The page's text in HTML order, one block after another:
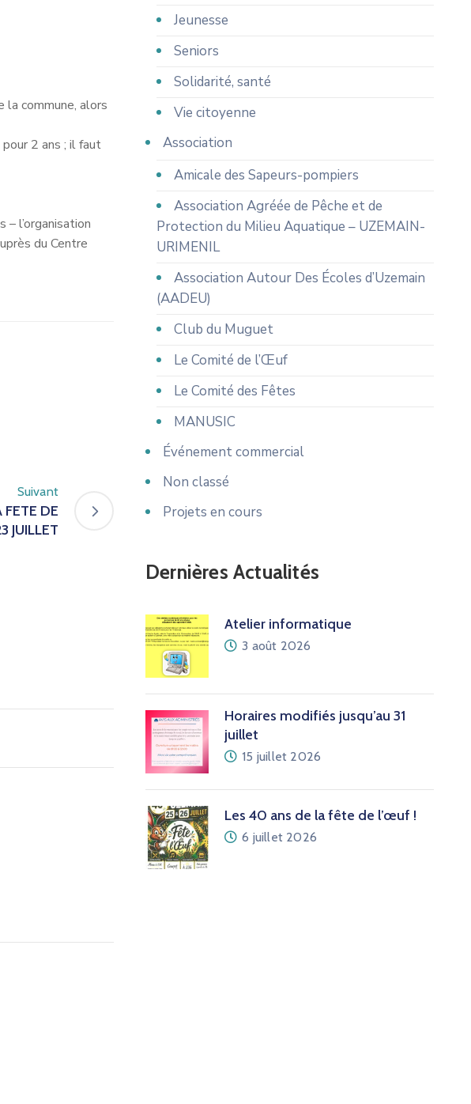
la commune, alors
2 ans ; il faut
l’organisation
du Centre
Suivant
DE
JUILLET
Jeunesse
Seniors
Solidarité, santé
Vie citoyenne
Association
Amicale des Sapeurs-pompiers
Association Agréée de Pêche et de
Protection du Milieu Aquatique – UZEMAIN-
URIMENIL
Association Autour Des Écoles d’Uzemain
(AADEU)
Club du Muguet
Le Comité de l’Œuf
Le Comité des Fêtes
MANUSIC
Événement commercial
Non classé
Projets en cours
Dernières Actualités
Atelier informatique
3 août 2026
Horaires modifiés jusqu’au 31
juillet
15 juillet 2026
Les 40 ans de la fête de l’œuf !
6 juillet 2026